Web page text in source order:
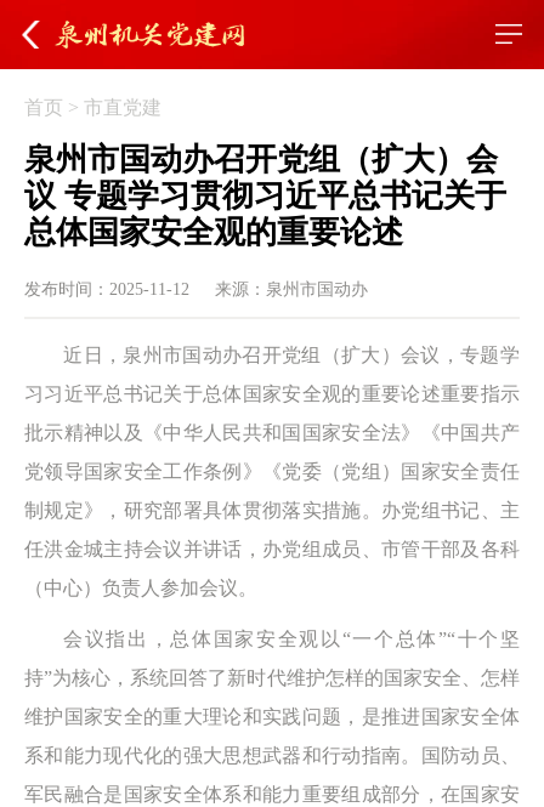
首页 >市直党建
泉州市国动办召开党组（扩大）会
议 专题学习贯彻习近平总书记关于
总体国家安全观的重要论述
发布时间：2025-11-12 来源：泉州市国动办
近日，泉州市国动办召开党组（扩大）会议，专题学
习习近平总书记关于总体国家安全观的重要论述重要指示
批示精神以及《中华人民共和国国家安全法》《中国共产
党领导国家安全工作条例》《党委（党组）国家安全责任
制规定》，研究部署具体贯彻落实措施。办党组书记、主
任洪金城主持会议并讲话，办党组成员、市管干部及各科
（中心）负责人参加会议。
会议指出，总体国家安全观以“一个总体”“十个坚
持”为核心，系统回答了新时代维护怎样的国家安全、怎样
维护国家安全的重大理论和实践问题，是推进国家安全体
系和能力现代化的强大思想武器和行动指南。国防动员、
军民融合是国家安全体系和能力重要组成部分，在国家安